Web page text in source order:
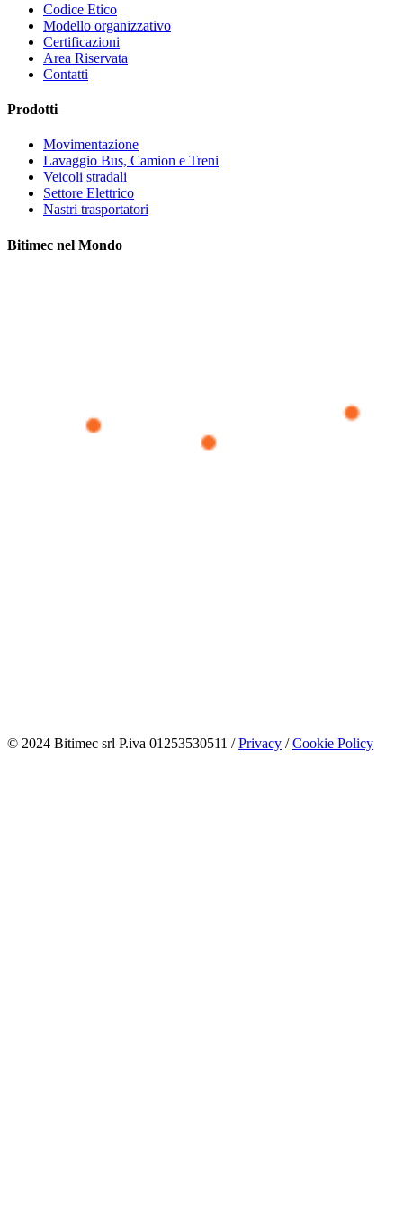
Codice Etico
Modello organizzativo
Certificazioni
Area Riservata
Contatti
Prodotti
Movimentazione
Lavaggio Bus, Camion e Treni
Veicoli stradali
Settore Elettrico
Nastri trasportatori
Bitimec nel Mondo
© 2024 Bitimec srl P.iva 01253530511 /Privacy /Cookie Policy